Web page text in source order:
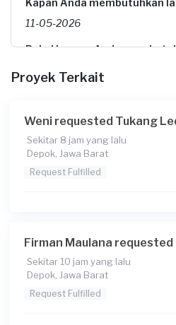
Kapan Anda membutuhkan
11-05-2026
Pukul berapa Anda
12:00
Rp250.000 + Rp5.500 (biaya
Proyek Terkait
Weni requested Tukang
Sekitar 8 jam yang lalu
Depok, Jawa Barat
Request Fulfilled
Firman Maulana
Sekitar 10 jam yang lalu
Depok, Jawa Barat
Request Fulfilled